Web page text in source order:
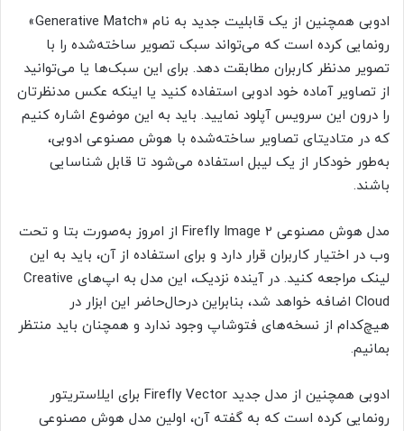
ادوبی همچنین از یک قابلیت جدید به نام «Generative Match»
رونمایی کرده است که می‌تواند سبک تصویر ساخته‌شده را با
تصویر مدنظر کاربران مطابقت دهد. برای این سبک‌ها یا می‌توانید
از تصاویر آماده خود ادوبی استفاده کنید یا اینکه عکس مدنظرتان
را درون این سرویس آپلود نمایید. باید به این موضوع اشاره کنیم
که در متادیتای تصاویر ساخته‌شده با هوش مصنوعی ادوبی،
به‌طور خودکار از یک لیبل استفاده می‌شود تا قابل شناسایی
باشند.
مدل هوش مصنوعی Firefly Image 2 از امروز به‌صورت بتا و تحت
وب در اختیار کاربران قرار دارد و برای استفاده از آن، باید به این
لینک مراجعه کنید. در آینده نزدیک، این مدل به اپ‌های Creative
Cloud اضافه خواهد شد، بنابراین درحال‌حاضر این ابزار در
هیچ‌کدام از نسخه‌های فتوشاپ وجود ندارد و همچنان باید منتظر
بمانیم.
ادوبی همچنین از مدل جدید Firefly Vector برای ایلاستریتور
رونمایی کرده است که به گفته آن، اولین مدل هوش مصنوعی